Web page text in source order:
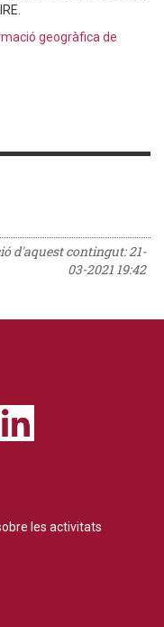
geogràfica de
d'aquest contingut:21-
03-2021 19:42
les activitats